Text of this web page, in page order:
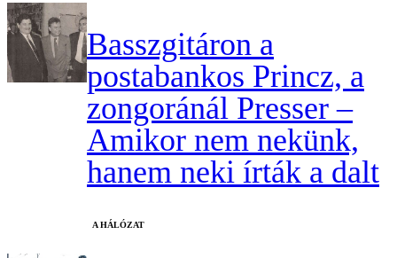
Basszgitáron a
postabankos Princz, a
zongoránál Presser –
Amikor nem nekünk,
hanem neki írták a dalt
A HÁLÓZAT